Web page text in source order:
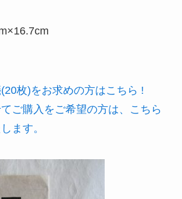
枚)をお求めの方はこちら !
ご購入をご希望の方は、こちら
ます。